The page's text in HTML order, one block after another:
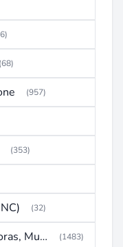
(68)
(957)
(353)
(32)
Copiadoras (Fotocopiadoras, Multifunctions, Ploter, etc) (1483)